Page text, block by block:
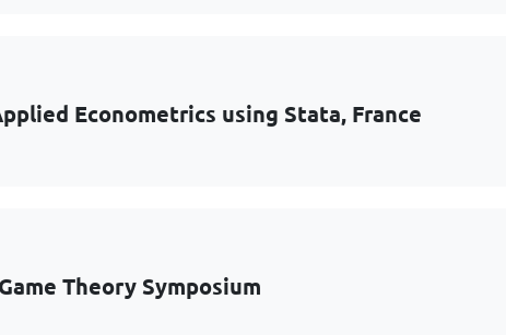
Econometrics using Stata, France
Theory Symposium